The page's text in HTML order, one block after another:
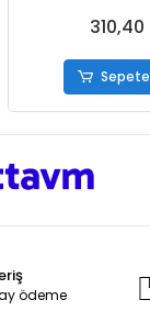
310,40
Sepete
ödeme